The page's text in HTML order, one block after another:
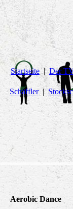
Startseite Der
Schäffler
Aerobic Dance